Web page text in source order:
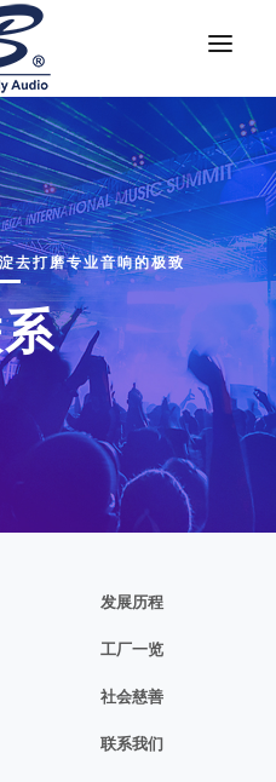
去打磨专业音响的极致
发展历程
工厂一览
社会慈善
联系我们